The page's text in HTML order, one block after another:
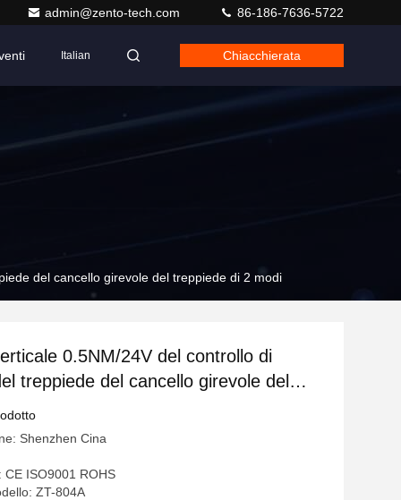
admin@zento-tech.com 86-186-7636-5722
Italian Chiacchierata
del cancello girevole del treppiede di 2 modi
0.5NM/24V del controllo di
treppiede del cancello girevole del
2 modi
Shenzhen Cina
CE ISO9001 ROHS
ZT-804A